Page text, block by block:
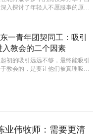
入探讨了年轻人不愿服事的原
一青年团契同工：吸引
入教会的二个因素
初的吸引远远不够，最终能吸引
教会的，是要让他们被真理吸
业伟牧师：需要更清